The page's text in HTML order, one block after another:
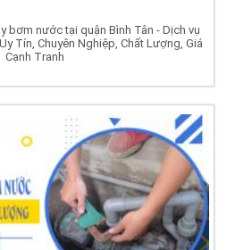
bơm nước tại quận Bình Tân - Dịch vụ
Tín, Chuyên Nghiệp, Chất Lượng, Giá
Cạnh Tranh